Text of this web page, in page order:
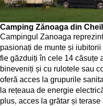
Camping Zănoaga din
Campingul Zanoaga
pasionați de munte și
fie găzduiți în cele 14 căsuțe
bineveniți și cu rulotele sau
oferă acces la grupurile
la rețeaua de energie
plus, acces la grătar și